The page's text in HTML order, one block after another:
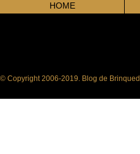
HOME
© Copyright 2006-2019. Blog de